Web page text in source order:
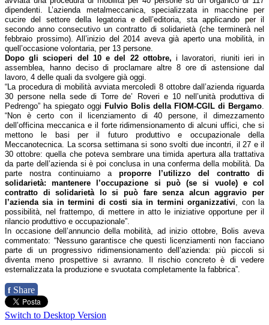
dipendenti. L’azienda metalmeccanica, specializzata in macchine per
cucire del settore della legatoria e dell’editoria, sta applicando per il
secondo anno consecutivo un contratto di solidarietà (che terminerà nel
febbraio prossimo). All’inizio del 2014 aveva già aperto una mobilità, in
quell’occasione volontaria, per 13 persone.
Dopo gli scioperi del 10 e del 22 ottobre, i lavoratori, riuniti ieri in
assemblea, hanno deciso di proclamare altre 8 ore di astensione dal
lavoro, 4 delle quali da svolgere già oggi.
“La procedura di mobilità avviata mercoledì 8 ottobre dall’azienda riguarda
30 persone nella sede di Torre de’ Roveri e 10 nell’unità produttiva di
Pedrengo” ha spiegato oggi Fulvio Bolis della FIOM-CGIL di Bergamo.
“Non è certo con il licenziamento di 40 persone, il dimezzamento
dell’officina meccanica e il forte ridimensionamento di alcuni uffici, che si
mettono le basi per il futuro produttivo e occupazionale della
Meccanotecnica. La scorsa settimana si sono svolti due incontri, il 27 e il
30 ottobre: quella che poteva sembrare una timida apertura alla trattativa
da parte dell’azienda si è poi conclusa in una conferma della mobilità. Da
parte nostra continuiamo a proporre l’utilizzo del contratto di
solidarietà: mantenere l’occupazione si può (se si vuole) e col
contratto di solidarietà lo si può fare senza alcun aggravio per
l’azienda sia in termini di costi sia in termini organizzativi, con la
possibilità, nel frattempo, di mettere in atto le iniziative opportune per il
rilancio produttivo e occupazionale”.
In occasione dell’annuncio della mobilità, ad inizio ottobre, Bolis aveva
commentato: “Nessuno garantisce che questi licenziamenti non facciano
parte di un progressivo ridimensionamento dell’azienda: più piccoli si
diventa meno prospettive si avranno. Il rischio concreto è di vedere
esternalizzata la produzione e svuotata completamente la fabbrica”.
f Share
Switch to Desktop Version